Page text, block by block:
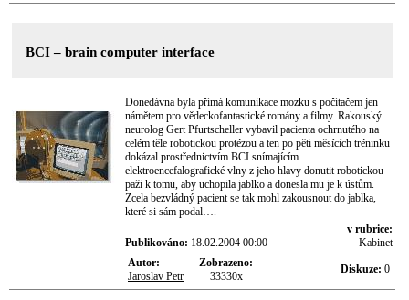
BCI – brain computer interface
Donedávna byla přímá komunikace mozku s počítačem jen
námětem pro vědeckofantastické romány a filmy. Rakouský
neurolog Gert Pfurtscheller vybavil pacienta ochrnutého na
celém těle robotickou protézou a ten po pěti měsících tréninku
dokázal prostřednictvím BCI snímajícím
elektroencefalografické vlny z jeho hlavy donutit robotickou
paži k tomu, aby uchopila jablko a donesla mu je k ústům.
Zcela bezvládný pacient se tak mohl zakousnout do jablka,
které si sám podal….
Publikováno: 18.02.2004 00:00
v rubrice:
Kabinet
Autor:
Jaroslav Petr
Zobrazeno:
33330x
Diskuze: 0